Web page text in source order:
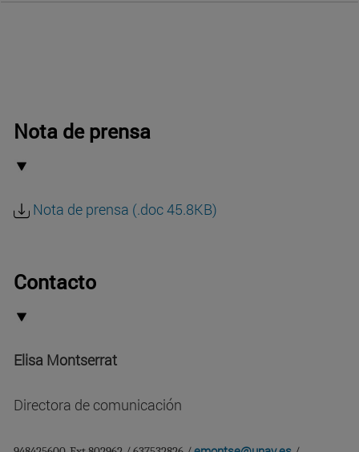
Nota de prensa
Nota de prensa (.doc 45.8KB)
Contacto
Elisa Montserrat
Directora de comunicación